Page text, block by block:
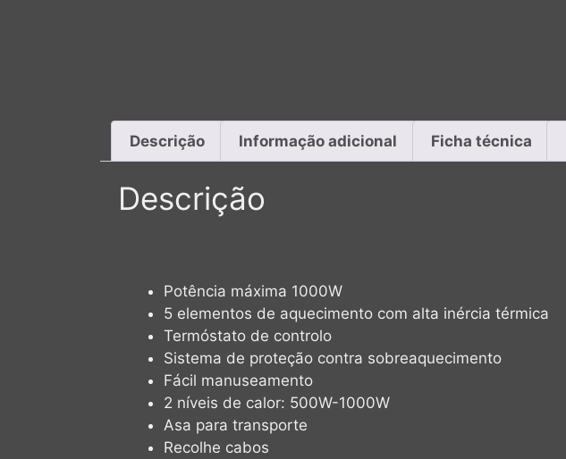
Descrição Informação adicional Ficha técnica
Descrição
Potência máxima 1000W
5 elementos de aquecimento com alta inércia térmica
Termóstato de controlo
Sistema de proteção contra sobreaquecimento
Fácil manuseamento
2 níveis de calor: 500W-1000W
Asa para transporte
Recolhe cabos